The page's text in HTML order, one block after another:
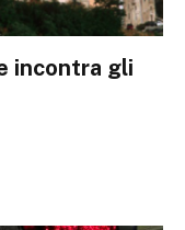
incontra gli